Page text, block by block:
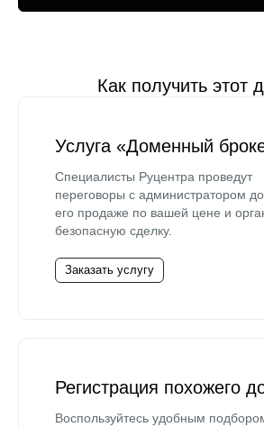
Как получить этот
Услуга «Доменный
Специалисты Руцентра проведут
переговоры с администратором
его продаже по вашей цене и
безопасную сделку.
Заказать услугу
Регистрация похожего
Воспользуйтесь удобным